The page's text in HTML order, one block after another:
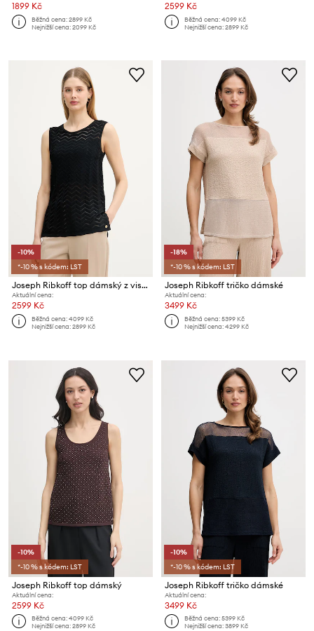
1899 Kč
Běžná cena:2899 Kč
Nejnižší cena:2099 Kč
2599 Kč
Běžná cena:4099 Kč
Nejnižší cena:2899 Kč
-10%
*-10 % s kódem: LST
Joseph Ribkoff top dámský z viskózou
Aktuální cena:
2599 Kč
Běžná cena:4099 Kč
Nejnižší cena:2899 Kč
-18%
*-10 % s kódem: LST
Joseph Ribkoff tričko dámské
Aktuální cena:
3499 Kč
Běžná cena:5399 Kč
Nejnižší cena:4299 Kč
-10%
*-10 % s kódem: LST
Joseph Ribkoff top dámský
Aktuální cena:
2599 Kč
Běžná cena:4099 Kč
Nejnižší cena:2899 Kč
-10%
*-10 % s kódem: LST
Joseph Ribkoff tričko dámské
Aktuální cena:
3499 Kč
Běžná cena:5399 Kč
Nejnižší cena:3899 Kč